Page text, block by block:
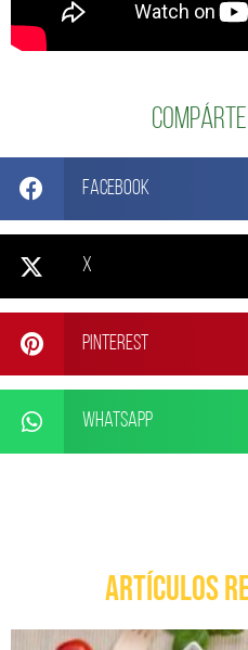
Facebook
X
Pinterest
WhatsApp
ARTÍCULOS